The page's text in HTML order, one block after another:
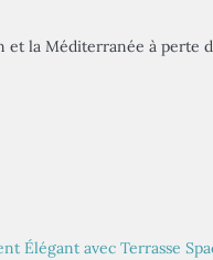
la Méditerranée à perte